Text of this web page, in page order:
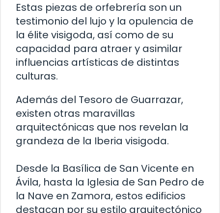
Estas piezas de orfebrería son un
testimonio del lujo y la opulencia de
la élite visigoda, así como de su
capacidad para atraer y asimilar
influencias artísticas de distintas
culturas.
Además del Tesoro de Guarrazar,
existen otras maravillas
arquitectónicas que nos revelan la
grandeza de la Iberia visigoda.
Desde la Basílica de San Vicente en
Ávila, hasta la Iglesia de San Pedro de
la Nave en Zamora, estos edificios
destacan por su estilo arquitectónico